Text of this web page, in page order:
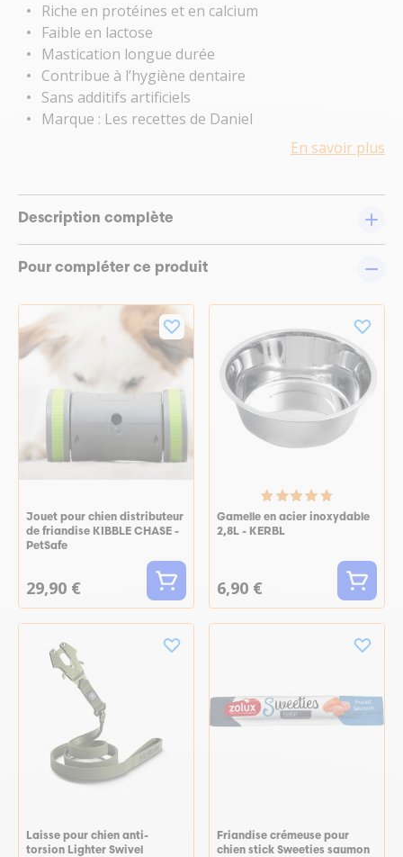
Riche en protéines et en calcium
Faible en lactose
Mastication longue durée
Contribue à l’hygiène dentaire
Sans additifs artificiels
Marque : Les recettes de Daniel
En savoir plus
Description complète
Pour compléter ce produit
Jouet pour chien distributeur
de friandise KIBBLE CHASE -
PetSafe
29,90 €
Gamelle en acier inoxydable
2,8L - KERBL
6,90 €
Laisse pour chien anti-
torsion Lighter Swivel
Friandise crémeuse pour
chien stick Sweeties saumon